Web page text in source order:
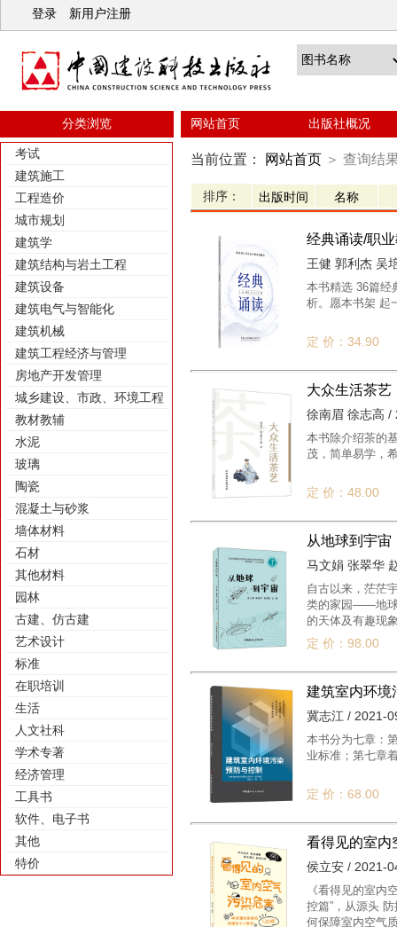
登录 新用户注册
分类浏览 网站首页 出版社概况
考试
建筑施工
工程造价
城市规划
建筑学
建筑结构与岩土工程
建筑设备
建筑电气与智能化
建筑机械
建筑工程经济与管理
房地产开发管理
城乡建设、市政、环境工程
教材教辅
水泥
玻璃
陶瓷
混凝土与砂浆
墙体材料
石材
其他材料
园林
古建、仿古建
艺术设计
标准
在职培训
生活
人文社科
学术专著
经济管理
工具书
软件、电子书
其他
特价
当前位置： 网站首页 ＞ 查询结
排序：
经典诵读/职
王健 郭利杰 吴
本书精选 36篇经
析。愿本书架 起
定 价：34.90
大众生活茶艺
徐南眉 徐志高 /
本书除介绍茶的
茂，简单易学，
定 价：48.00
从地球到宇宙
马文娟 张翠华
自古以来，茫茫
类的家园——地球
的天体及有趣现
之间的距离，特
为中小学课外读
定 价：98.00
建筑室内环境
冀志江 / 2021-
本书分为七章：
业标准；第七章
定 价：68.00
看得见的室内
侯立安 / 2021-
《看得见的室内
控篇”，从源头
何保障室内空气